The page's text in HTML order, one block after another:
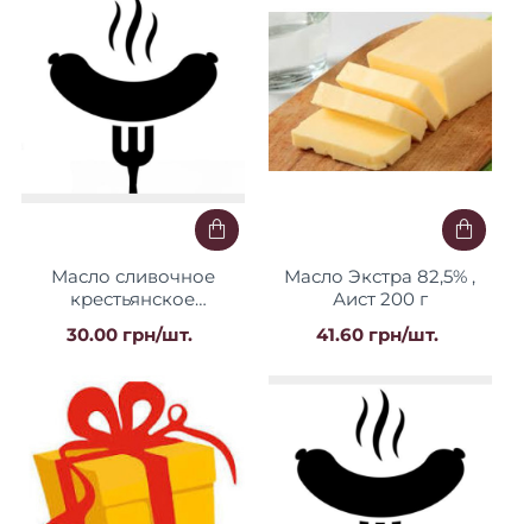
Масло сливочное
крестьянское
фасованное 200 гр.
30.00 грн/шт.
Масло Экстра 82,5% ,
Аист 200 г
41.60 грн/шт.